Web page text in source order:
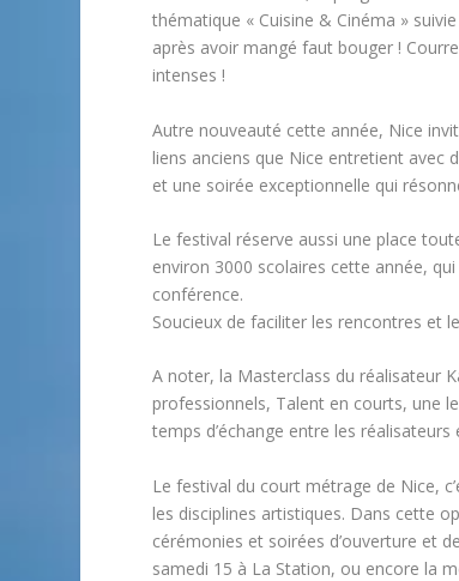
thématique « Cuisine & Cinéma »
après avoir mangé faut bouger !
intenses !
Autre nouveauté cette année, Nice
liens anciens que Nice entretient avec
et une soirée exceptionnelle qui
Le festival réserve aussi une place
environ 3000 scolaires cette année,
conférence.
Soucieux de faciliter les rencontres et
A noter, la Masterclass du réalisateur
professionnels, Talent en courts, une
temps d’échange entre les
Le festival du court métrage de Nice,
les disciplines artistiques. Dans cette
cérémonies et soirées d’ouverture et
samedi 15 à La Station, ou encore la